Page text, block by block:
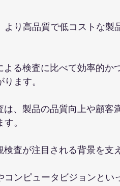
り高品質で低コストな製
る検査に比べて効率的か
ます。
は、製品の品質向上や顧客
。
査が注目される背景を支
コンピュータビジョンとい